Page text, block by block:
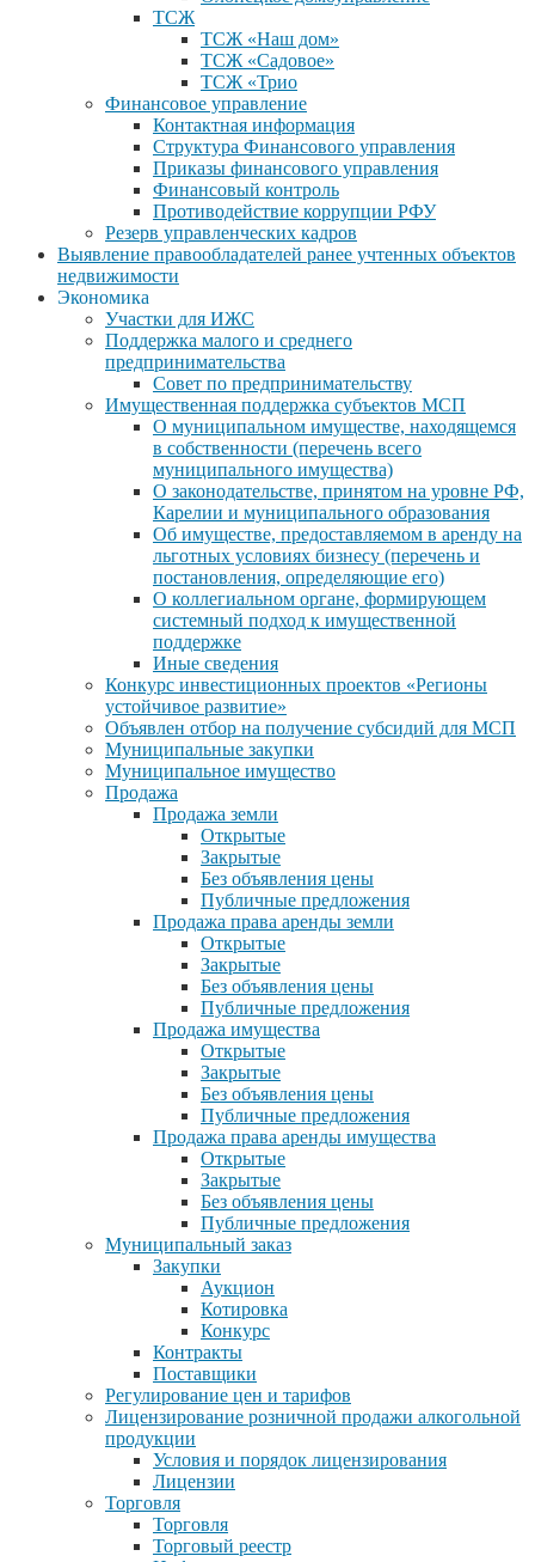
ТСЖ
ТСЖ «Наш дом»
ТСЖ «Садовое»
ТСЖ «Трио
Финансовое управление
Контактная информация
Структура Финансового управления
Приказы финансового управления
Финансовый контроль
Противодействие коррупции РФУ
Резерв управленческих кадров
Выявление правообладателей ранее учтенных объектов
недвижимости
Экономика
Участки для ИЖС
Поддержка малого и среднего
предпринимательства
Совет по предпринимательству
Имущественная поддержка субъектов МСП
О муниципальном имуществе, находящемся
в собственности (перечень всего
муниципального имущества)
О законодательстве, принятом на уровне РФ,
Карелии и муниципального образования
Об имуществе, предоставляемом в аренду на
льготных условиях бизнесу (перечень и
постановления, определяющие его)
О коллегиальном органе, формирующем
системный подход к имущественной
поддержке
Иные сведения
Конкурс инвестиционных проектов «Регионы
устойчивое развитие»
Объявлен отбор на получение субсидий для МСП
Муниципальные закупки
Муниципальное имущество
Продажа
Продажа земли
Открытые
Закрытые
Без объявления цены
Публичные предложения
Продажа права аренды земли
Открытые
Закрытые
Без объявления цены
Публичные предложения
Продажа имущества
Открытые
Закрытые
Без объявления цены
Публичные предложения
Продажа права аренды имущества
Открытые
Закрытые
Без объявления цены
Публичные предложения
Муниципальный заказ
Закупки
Аукцион
Котировка
Конкурс
Контракты
Поставщики
Регулирование цен и тарифов
Лицензирование розничной продажи алкогольной
продукции
Условия и порядок лицензирования
Лицензии
Торговля
Торговля
Торговый реестр